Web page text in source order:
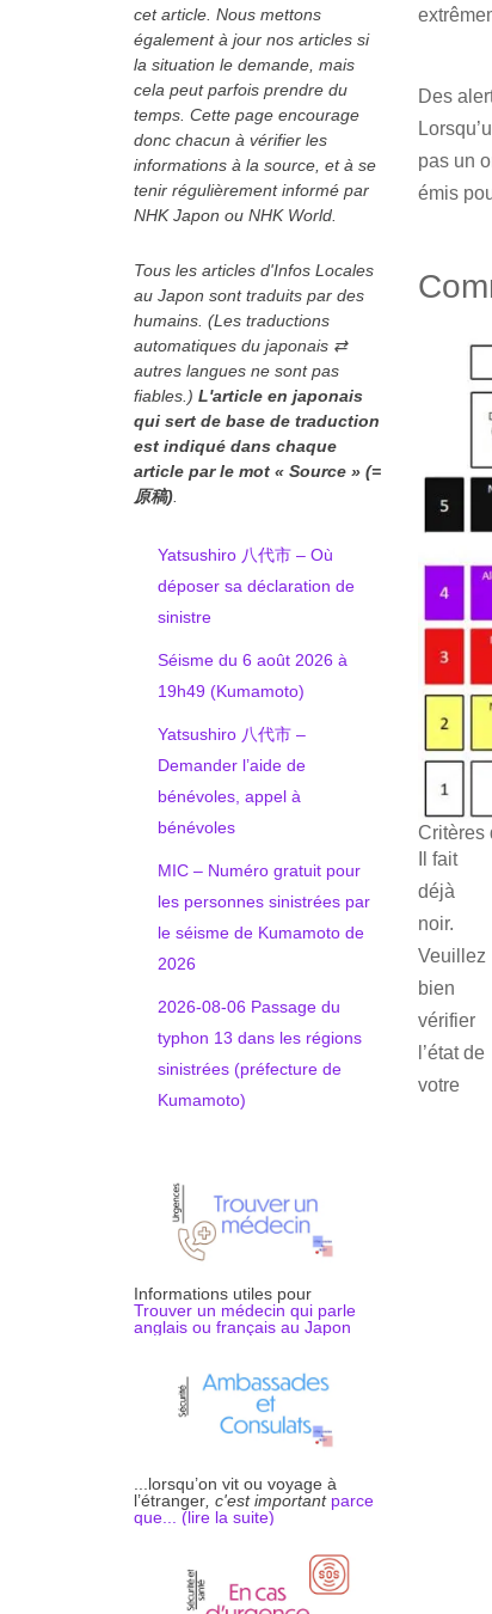
cet article. Nous mettons
également à jour nos articles si
la situation le demande, mais
cela peut parfois prendre du
temps. Cette page encourage
donc chacun à vérifier les
informations à la source, et à se
tenir régulièrement informé par
NHK Japon ou NHK World.
Tous les articles d'Infos Locales
au Japon sont traduits par des
humains. (Les traductions
automatiques du japonais ⇄
autres langues ne sont pas
fiables.) L'article en japonais
qui sert de base de traduction
est indiqué dans chaque
article par le mot « Source » (=
原稿)
Yatsushiro 八代市 – Où
déposer sa déclaration de
sinistre
Séisme du 6 août 2026 à
19h49 (Kumamoto)
Yatsushiro 八代市 –
Demander l’aide de
bénévoles, appel à
bénévoles
MIC – Numéro gratuit pour
les personnes sinistrées par
le séisme de Kumamoto de
2026
2026-08-06 Passage du
typhon 13 dans les régions
sinistrées (préfecture de
Kumamoto)
Informations utiles pour
Trouver un médecin qui parle
anglais ou français au Japon
...lorsqu’on vit ou voyage à
l’étranger , c'est important parce
que... (lire la suite)
Des
pas un
émis
Critères
Il fait
déjà
noir.
Veuillez
bien
vérifier
l’état de
votre